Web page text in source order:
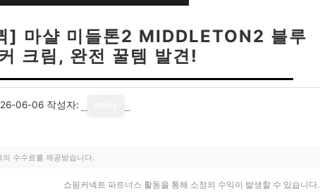
] 마샬 미들톤2 MIDDLETON2 블루
크림, 완전 꿀템 발견!
06-06 작성자:
수수료를 제공받습니다.
쇼핑커넥트 파트너스 활동을 통해 소정의 수익이 발생할 수 있습니다.